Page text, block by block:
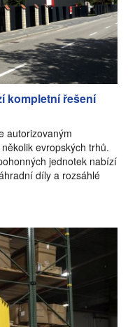
kompletní řešení
autorizovaným
evropských trhů.
jednotek nabízí
díly a rozsáhlé